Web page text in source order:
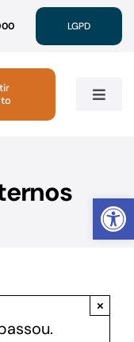
Abrir
LGPD
Toggle
×